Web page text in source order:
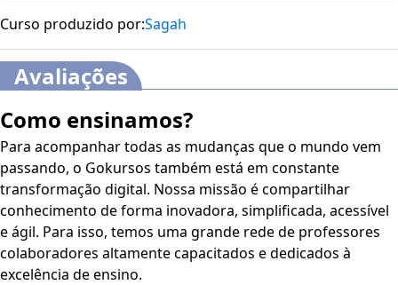
Curso produzido por:Sagah
Avaliações
Como ensinamos?
Para acompanhar todas as mudanças que o mundo vem
passando, o Gokursos também está em constante
transformação digital. Nossa missão é compartilhar
conhecimento de forma inovadora, simplificada, acessível
e ágil. Para isso, temos uma grande rede de professores
colaboradores altamente capacitados e dedicados à
excelência de ensino.